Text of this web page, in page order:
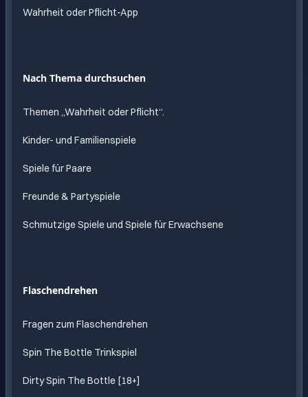
Wahrheit oder Pflicht-App
Nach Thema durchsuchen
Themen „Wahrheit oder Pflicht“.
Kinder- und Familienspiele
Spiele für Paare
Freunde & Partyspiele
Schmutzige Spiele und Spiele für Erwachsene
Flaschendrehen
Fragen zum Flaschendrehen
Spin The Bottle Trinkspiel
Dirty Spin The Bottle [18+]